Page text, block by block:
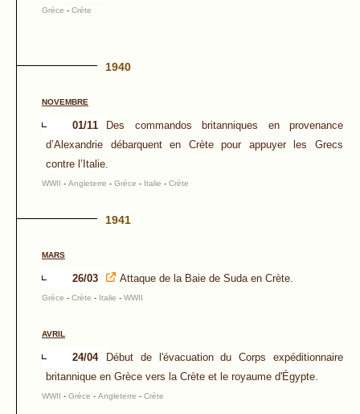
Grèce - Crète
1940
NOVEMBRE
01/11
Des commandos britanniques en provenance
d’Alexandrie débarquent en Crète pour appuyer les Grecs
contre l’Italie.
WWII - Angleterre - Grèce - Italie - Crète
1941
MARS
26/03 Attaque de la Baie de Suda en Crète.
Grèce - Crète - Italie - WWII
AVRIL
24/04
Début de l'évacuation du Corps expéditionnaire
britannique en Grèce vers la Crète et le royaume d'Égypte.
WWII - Grèce - Angleterre - Crète